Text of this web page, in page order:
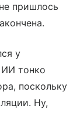
пришлось
у
тонко
поскольку
Ну,